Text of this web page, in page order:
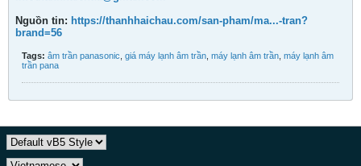
Nguồn tin: https://thanhhaichau.com/san-pham/ma...-tran?
brand=56
Tags: âm trần panasonic giá máy lạnh âm trần máy lạnh âm trần máy lạnh âm
trần pana